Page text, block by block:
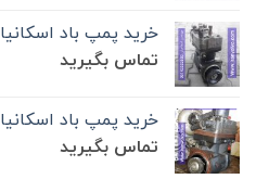
خرید پمپ باد اسکانیا 2000
تماس بگیرید
خرید پمپ باد اسکانیا 13 لیتری
تماس بگیرید